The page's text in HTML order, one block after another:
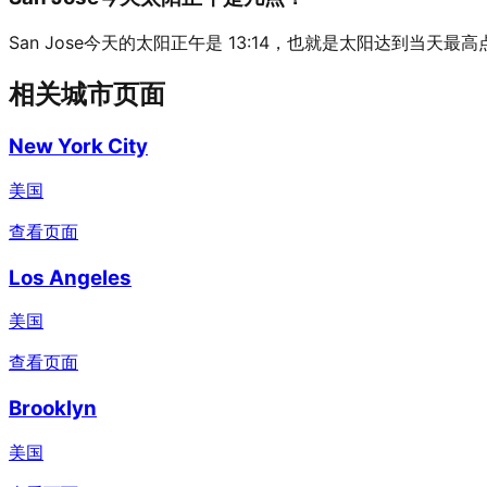
San Jose今天的太阳正午是 13:14，也就是太阳达到当天最高
相关城市页面
New York City
美国
查看页面
Los Angeles
美国
查看页面
Brooklyn
美国